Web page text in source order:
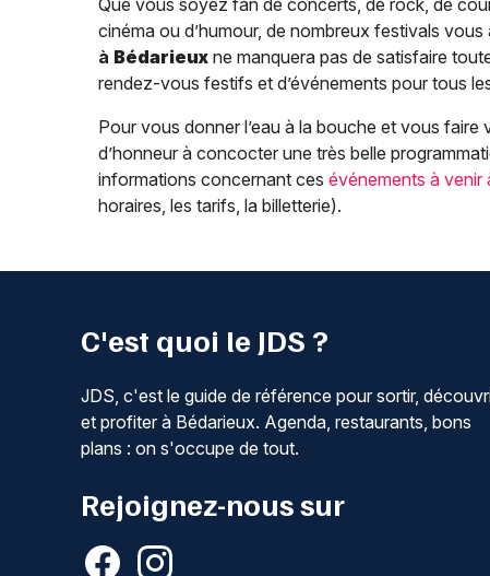
cinéma ou d’humour, de nombreux festivals
à Bédarieux ne manquera pas de satisfaire
rendez-vous festifs et d’événements pour tous
Pour vous donner l’eau à la bouche et vous faire
d’honneur à concocter une très belle
informations concernant ces événements à venir
horaires, les tarifs, la billetterie).
C'est quoi le JDS ?
JDS, c'est le guide de référence pour sortir,
et profiter à Bédarieux. Agenda, restaurants, bons
plans : on s'occupe de tout.
Rejoignez-nous sur